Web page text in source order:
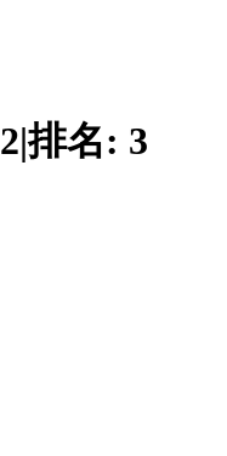
2|排名: 3